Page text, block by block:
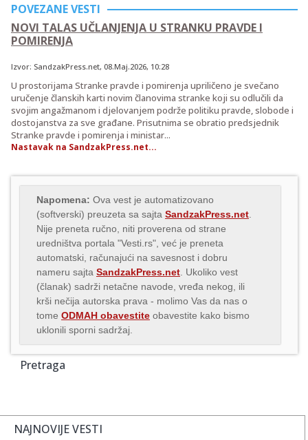
POVEZANE VESTI
NOVI TALAS UČLANJENJA U STRANKU PRAVDE I
POMIRENJA
Izvor: SandzakPress.net, 08.Maj.2026, 10:28
U prostorijama Stranke pravde i pomirenja upriličeno je svečano
uručenje članskih karti novim članovima stranke koji su odlučili da
svojim angažmanom i djelovanjem podrže politiku pravde, slobode i
dostojanstva za sve građane. Prisutnima se obratio predsjednik
Stranke pravde i pomirenja i ministar...
Nastavak na SandzakPress.net...
Napomena: Ova vest je automatizovano
(softverski) preuzeta sa sajta SandzakPress.net
Nije preneta ručno, niti proverena od strane
uredništva portala "Vesti.rs", već je preneta
automatski, računajući na savesnost i dobru
nameru sajta SandzakPress.net . Ukoliko vest
(članak) sadrži netačne navode, vređa nekog, ili
krši nečija autorska prava - molimo Vas da nas o
tome ODMAH obavestite obavestite kako bismo
uklonili sporni sadržaj.
Pretraga
NAJNOVIJE VESTI